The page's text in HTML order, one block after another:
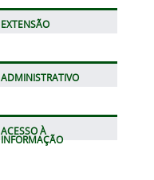
EXTENSÃO
ADMINISTRATIVO
ACESSO À
INFORMAÇÃO